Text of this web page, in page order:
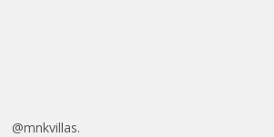
@mnkvillas.